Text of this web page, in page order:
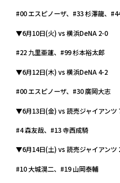
#00 エスピノーザ、#33 杉澤龍、
▼6月10日(火) vs 横浜DeNA 2-0
#22 九里亜蓮、#99 杉本裕太郎
▼6月12日(木) vs 横浜DeNA 4-2
#00 エスピノーザ、#30 廣岡大志
▼6月13日(金) vs 読売ジャイアンツ
#4 森友哉、#13 寺西成騎
▼6月14日(土) vs 読売ジャイアンツ
#10 大城滉二、#19 山岡泰輔